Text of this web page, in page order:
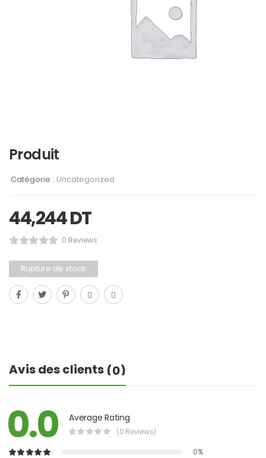
Produit
Catégorie : Uncategorized
44,244DT
0 Reviews
Rupture de stock
Avis des clients (0)
0.0 Average Rating
(0 Reviews)
0%